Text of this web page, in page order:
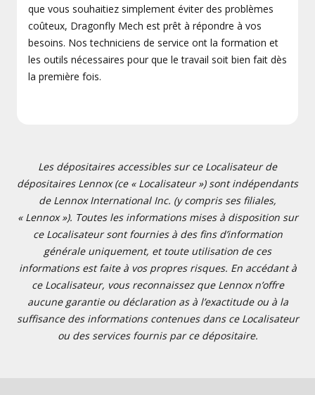
que vous souhaitiez simplement éviter des problèmes
coûteux, Dragonfly Mech est prêt à répondre à vos
besoins. Nos techniciens de service ont la formation et
les outils nécessaires pour que le travail soit bien fait dès
la première fois.
Les dépositaires accessibles sur ce Localisateur de
dépositaires Lennox (ce « Localisateur ») sont indépendants
de Lennox International Inc. (y compris ses filiales,
« Lennox »). Toutes les informations mises à disposition sur
ce Localisateur sont fournies à des fins d’information
générale uniquement, et toute utilisation de ces
informations est faite à vos propres risques. En accédant à
ce Localisateur, vous reconnaissez que Lennox n’offre
aucune garantie ou déclaration as à l’exactitude ou à la
suffisance des informations contenues dans ce Localisateur
ou des services fournis par ce dépositaire.